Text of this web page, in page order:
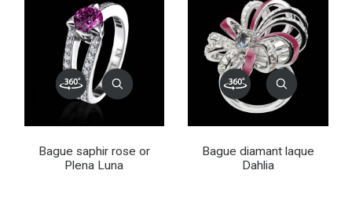
Bague saphir rose or
Plena Luna
Bague diamant laque
Dahlia